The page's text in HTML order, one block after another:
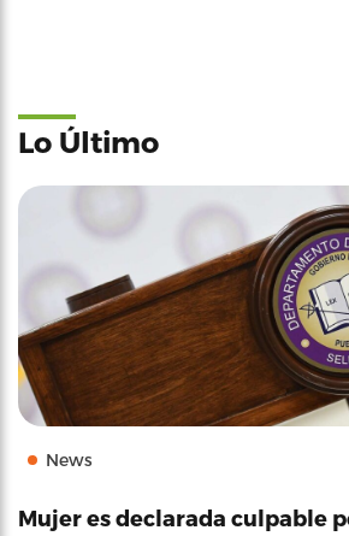
Lo Último
News
Mujer es declarada culpable